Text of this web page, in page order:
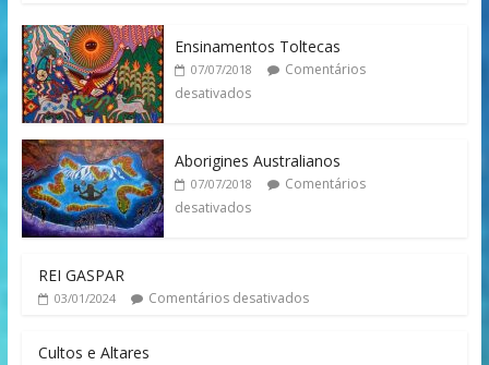
Ensinamentos Toltecas
07/07/2018
Comentários
desativados
Aborigines Australianos
07/07/2018
Comentários
desativados
REI GASPAR
03/01/2024 Comentários desativados
Cultos e Altares